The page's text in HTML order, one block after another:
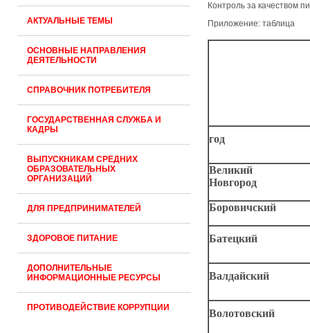
АКТУАЛЬНЫЕ ТЕМЫ
ОСНОВНЫЕ НАПРАВЛЕНИЯ
ДЕЯТЕЛЬНОСТИ
СПРАВОЧНИК ПОТРЕБИТЕЛЯ
ГОСУДАРСТВЕННАЯ СЛУЖБА И
КАДРЫ
ВЫПУСКНИКАМ СРЕДНИХ
ОБРАЗОВАТЕЛЬНЫХ
ОРГАНИЗАЦИЙ
ДЛЯ ПРЕДПРИНИМАТЕЛЕЙ
ЗДОРОВОЕ ПИТАНИЕ
ДОПОЛНИТЕЛЬНЫЕ
ИНФОРМАЦИОННЫЕ РЕСУРСЫ
ПРОТИВОДЕЙСТВИЕ КОРРУПЦИИ
Контроль за качеством
Приложение: таблица
год
Великий
Новгород
Боровичский
Батецкий
Валдайский
Волотовский